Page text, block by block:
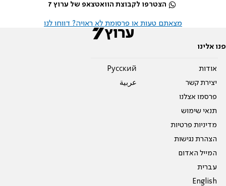
הצטרפו לקבוצת הוואטצאפ של ערוץ 7
מצאתם טעות או פרסומת לא ראויה? דווחו לנו
פנו אלינו
אודות
יצירת קשר
פרסמו אצלנו
תנאי שימוש
מדיניות פרטיות
הצהרת נגישות
המייל האדום
עברית
English
Pусский
عربية